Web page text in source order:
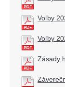
Voľby
Voľby
Zásady